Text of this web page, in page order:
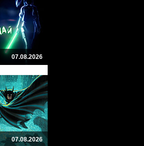
07.08.2026
07.08.2026